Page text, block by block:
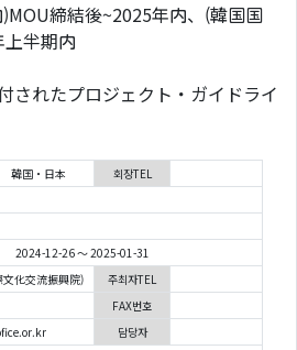
締結後~2025年内、(韓国国
上半期内
されたプロジェクト・ガイドライ
韓国・日本
회장TEL
2024-12-26 ～ 2025-01-31
文化交流振興院)
주최자TEL
FAX번호
담당자